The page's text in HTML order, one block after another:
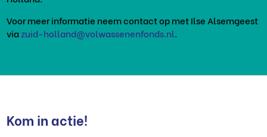
Voor meer informatie neem contact op met Ilse Alsemgeest
viazuid-holland@volwassenenfonds.nl.
Kom in actie!